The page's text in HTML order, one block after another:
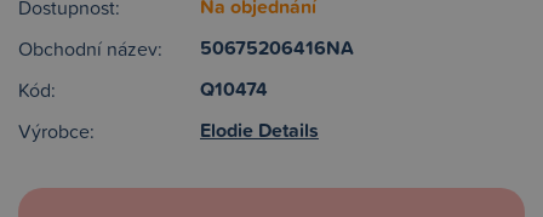
Dostupnost: Na objednání
Obchodní název: 50675206416NA
Kód: Q10474
Výrobce: Elodie Details